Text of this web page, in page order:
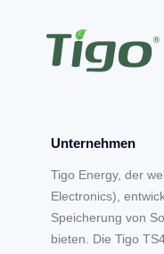
Unternehmen
Tigo Energy, der
Electronics),
Speicherung von
bieten. Die Tigo